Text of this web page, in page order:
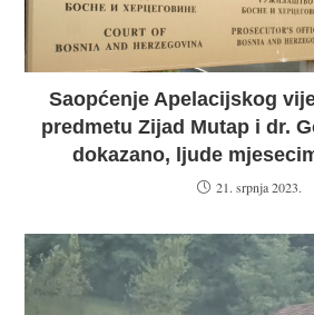
Saopćenje Apelacijskog
predmetu Zijad Mutap i dr.
dokazano, ljude
21. srpnja 2023.